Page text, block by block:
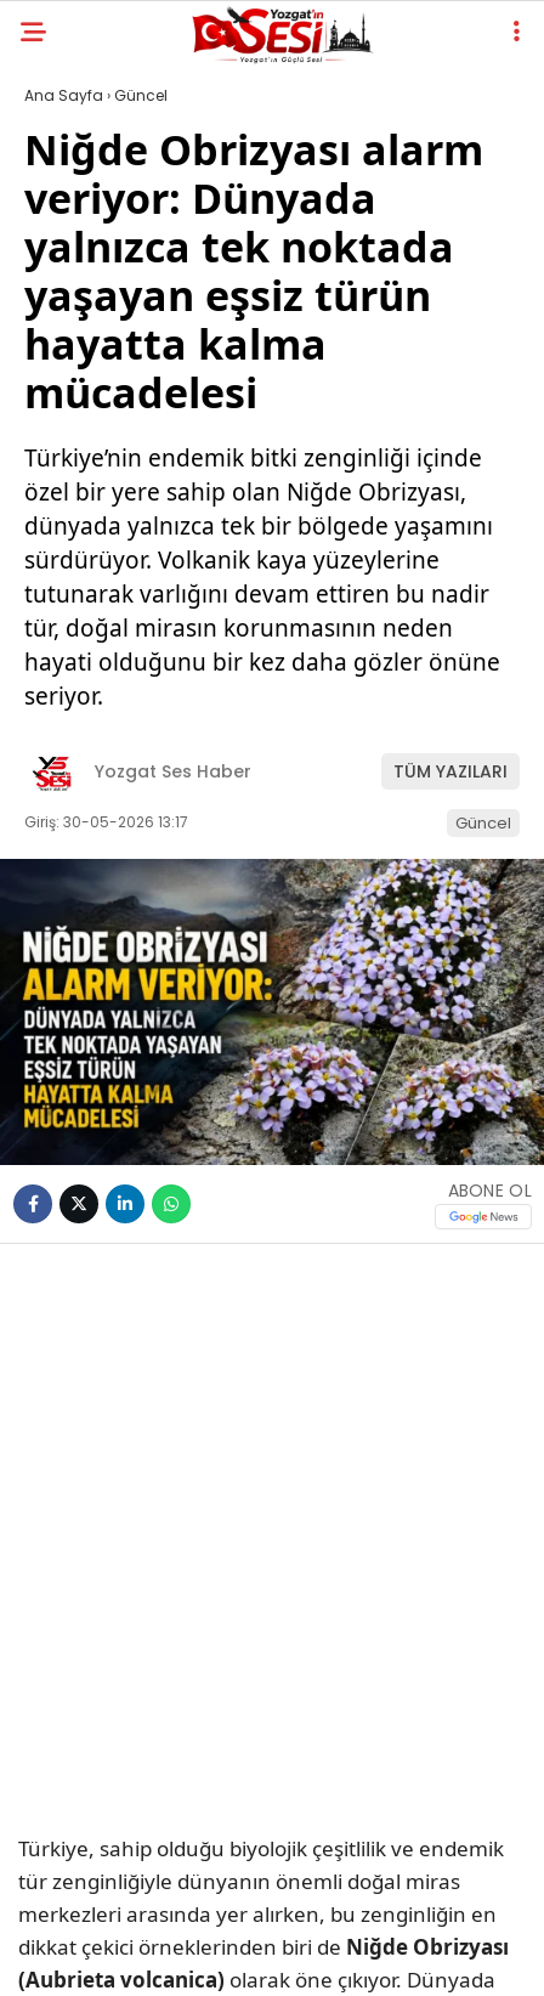
Ana Sayfa ›Güncel
Niğde Obrizyası alarm
veriyor: Dünyada
yalnızca tek noktada
yaşayan eşsiz türün
hayatta kalma
mücadelesi
Türkiye’nin endemik bitki zenginliği içinde
özel bir yere sahip olan Niğde Obrizyası,
dünyada yalnızca tek bir bölgede yaşamını
sürdürüyor. Volkanik kaya yüzeylerine
tutunarak varlığını devam ettiren bu nadir
tür, doğal mirasın korunmasının neden
hayati olduğunu bir kez daha gözler önüne
seriyor.
Yozgat Ses Haber TÜM YAZILARI
Giriş: 30-05-2026 13:17 Güncel
ABONE OL
Türkiye, sahip olduğu biyolojik çeşitlilik ve endemik
tür zenginliğiyle dünyanın önemli doğal miras
merkezleri arasında yer alırken, bu zenginliğin en
dikkat çekici örneklerinden biri de Niğde Obrizyası
(Aubrieta volcanica) olarak öne çıkıyor. Dünyada